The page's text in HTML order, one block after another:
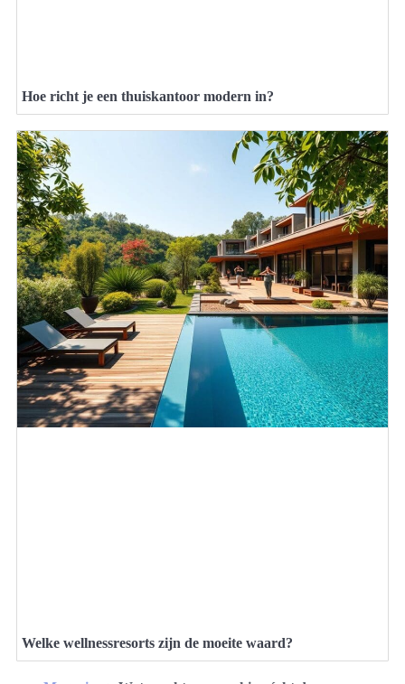
Hoe richt je een thuiskantoor modern in?
Welke wellnessresorts zijn de moeite waard?